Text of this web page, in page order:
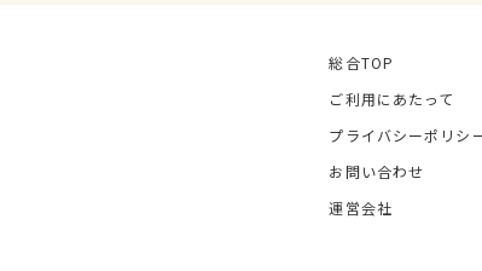
総合TOP
ご利用にあたって
プライバシーポリシ
お問い合わせ
運営会社